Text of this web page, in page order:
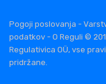
Pogoji poslovanja -
podatkov - O Reguli ©
Regulativica OÜ, vse
pridržane.